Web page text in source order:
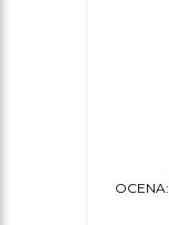
OCENA: